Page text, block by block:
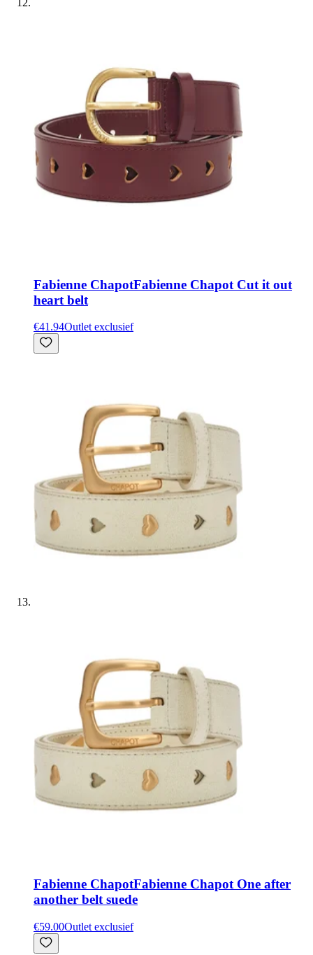
Fabienne ChapotFabienne Chapot Cut it out
heart belt
€41.94Outlet exclusief
Fabienne ChapotFabienne Chapot One after
another belt suede
€59.00Outlet exclusief